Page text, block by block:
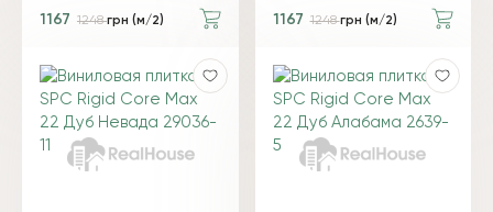
1167 1248грн (м/2) 1167 1248грн (м/2)